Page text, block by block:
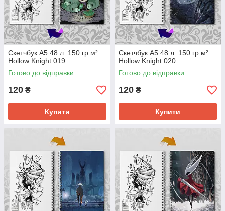
Скетчбук А5 48 л. 150 гр.м²
Hollow Knight 019
Готово до відправки
120 ₴
Купити
Скетчбук А5 48 л. 150 гр.м²
Hollow Knight 020
Готово до відправки
120 ₴
Купити